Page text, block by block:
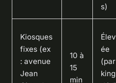
s)
Kiosques
fixes (ex
: avenue
Jean
10 à
15
min
Élev
ée
(par
king